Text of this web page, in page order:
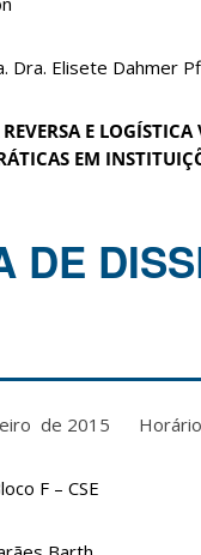
Dra. Elisete Dahmer
E
EM
DE
de 2015
F – CSE